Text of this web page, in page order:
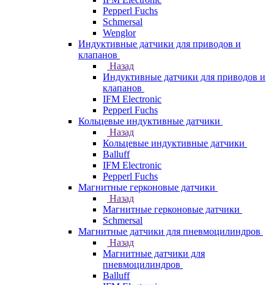
Pepperl Fuchs
Schmersal
Wenglor
Индуктивные датчики для приводов и
клапанов
Назад
Индуктивные датчики для приводов и
клапанов
IFM Electronic
Pepperl Fuchs
Кольцевые индуктивные датчики
Назад
Кольцевые индуктивные датчики
Balluff
IFM Electronic
Pepperl Fuchs
Магнитные герконовые датчики
Назад
Магнитные герконовые датчики
Schmersal
Магнитные датчики для пневмоцилиндров
Назад
Магнитные датчики для
пневмоцилиндров
Balluff